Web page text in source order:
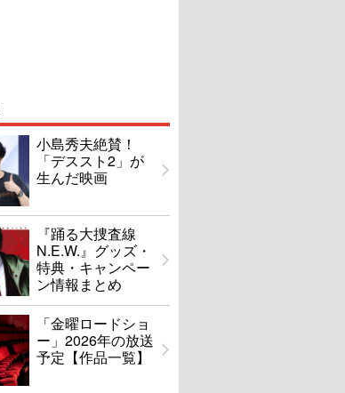
小島秀夫絶賛！
「デススト2」が
生んだ映画
『踊る大捜査線
N.E.W.』グッズ・
特典・キャンペー
ン情報まとめ
「金曜ロードショ
ー」2026年の放送
予定【作品一覧】